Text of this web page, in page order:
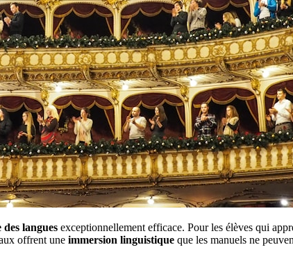
langues exceptionnellement efficace. Pour les élèves qui
offrent une immersion linguistique que les manuels ne